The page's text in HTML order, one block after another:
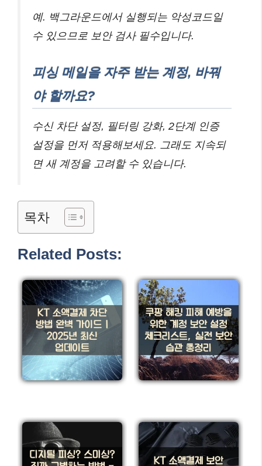
예. 백그라운드에서 실행되는 악성코드일
수 있으므로 보안 검사 필수입니다.
피싱 메일을 자주 받는 계정, 바꿔
야 할까요?
수신 차단 설정, 필터링 강화, 2단계 인증
설정을 먼저 적용해보세요. 그래도 지속되
면 새 계정을 고려할 수 있습니다.
목차
Related Posts: